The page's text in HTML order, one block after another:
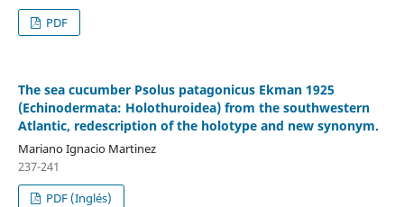
PDF
The sea cucumber Psolus patagonicus Ekman 1925
(Echinodermata: Holothuroidea) from the southwestern
Atlantic, redescription of the holotype and new synonym.
Mariano Ignacio Martinez
237-241
PDF (Inglés)